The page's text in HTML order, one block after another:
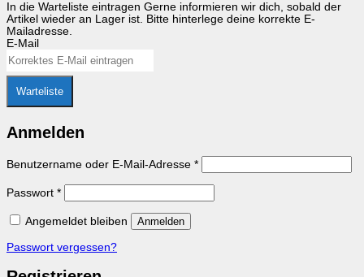
In die Warteliste eintragen Gerne informieren wir dich, sobald der
Artikel wieder an Lager ist. Bitte hinterlege deine korrekte E-
Mailadresse.
E-Mail
Warteliste
Anmelden
Benutzername oder E-Mail-Adresse *Erforderlich
Passwort *Erforderlich
Angemeldet bleiben Anmelden
Passwort vergessen?